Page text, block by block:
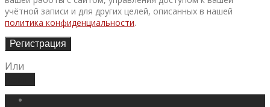
учётной записи и для других целей, описанных в нашей
политика конфиденциальности.
Регистрация
Или